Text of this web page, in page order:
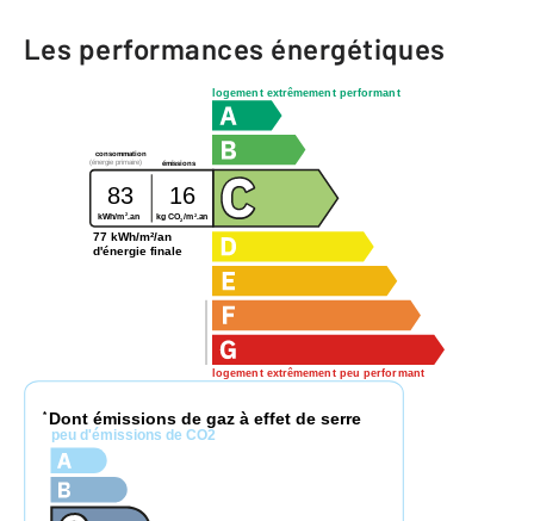
Les performances énergétiques
logement extrêmement performant
logement extrêmement peu performant
consommation
émissions
(énergie primaire)
83 16
kWh/m 2 .an kg CO2/m2.an
77 kWh/m²/an
d'énergie finale
* Dont émissions de gaz à effet de serre
peu d'émissions de CO2